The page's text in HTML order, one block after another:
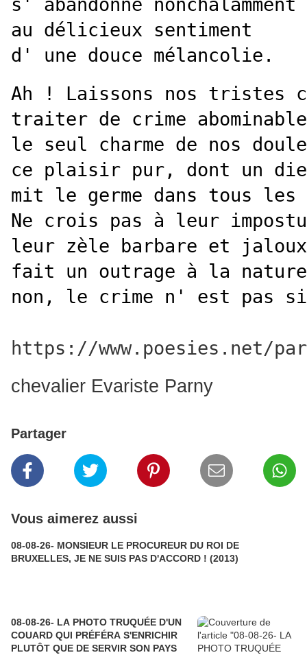
s' abandonne nonchalamment
au délicieux sentiment
d' une douce mélancolie.
Ah ! Laissons nos tristes
traiter de crime abominable
le seul charme de nos
ce plaisir pur, dont un
mit le germe dans tous les
Ne crois pas à leur
leur zèle barbare et jaloux
fait un outrage à la
non, le crime n' est pas
https://www.poesies.net/
chevalier Evariste Parny
Partager
Vous aimerez aussi
08-08-26- MONSIEUR LE PROCUREUR DU ROI DE
BRUXELLES, JE NE SUIS PAS D'ACCORD ! (2013)
08-08-26- LA PHOTO TRUQUÉE D'UN
COUARD QUI PRÉFÉRA S'ENRICHIR
PLUTÔT QUE DE SERVIR SON PAYS